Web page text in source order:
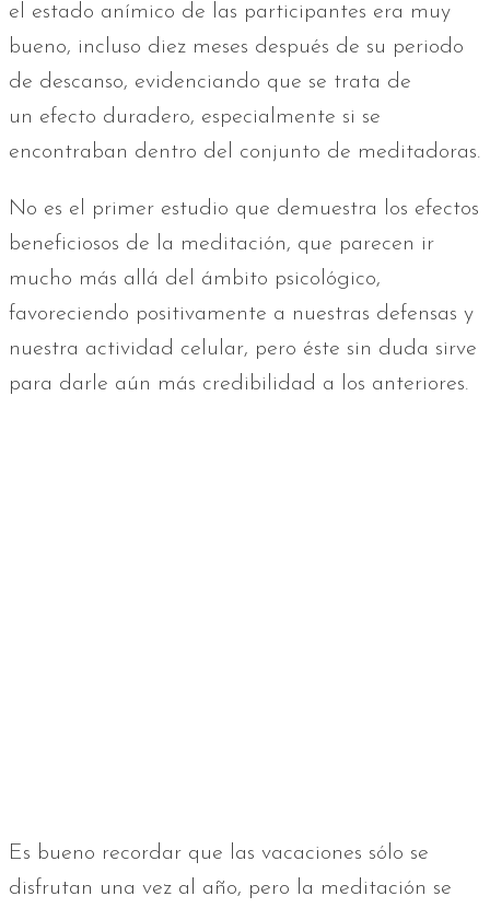
el estado anímico de las participantes era muy
bueno, incluso diez meses después de su periodo
de descanso, evidenciando que se trata de
un efecto duradero, especialmente si se
encontraban dentro del conjunto de meditadoras.
No es el primer estudio que demuestra los efectos
beneficiosos de la meditación, que parecen ir
mucho más allá del ámbito psicológico,
favoreciendo positivamente a nuestras defensas y
nuestra actividad celular, pero éste sin duda sirve
para darle aún más credibilidad a los anteriores.
Es bueno recordar que las vacaciones sólo se
disfrutan una vez al año, pero la meditación se